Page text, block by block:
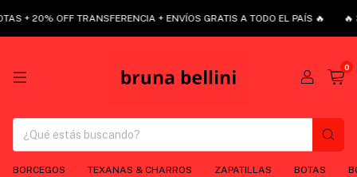
+ 20% OFF TRANSFERENCIA + ENVÍOS GRATIS A TODO EL PAÍS 🔥 🔥
0
BORCEGOS TEXANAS & CHARROS ZAPATILLAS BOTAS